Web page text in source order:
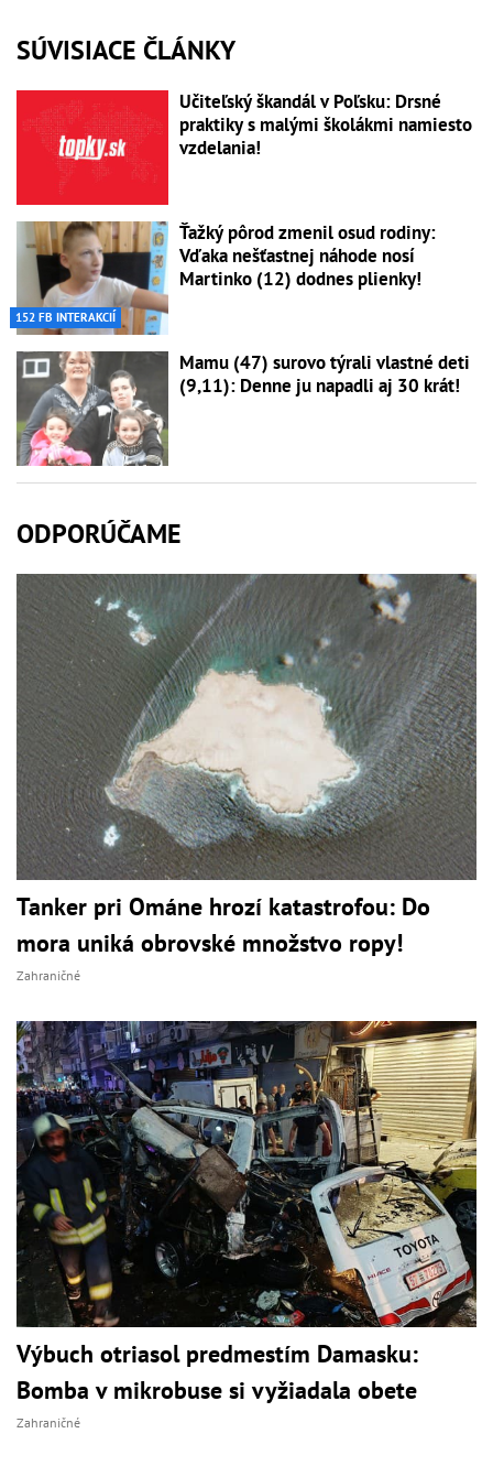
SÚVISIACE ČLÁNKY
Učiteľský škandál v Poľsku: Drsné
praktiky s malými školákmi namiesto
vzdelania!
152 FB INTERAKCIÍ
Ťažký pôrod zmenil osud rodiny:
Vďaka nešťastnej náhode nosí
Martinko (12) dodnes plienky!
Mamu (47) surovo týrali vlastné deti
(9,11): Denne ju napadli aj 30 krát!
ODPORÚČAME
Tanker pri Ománe hrozí katastrofou: Do
mora uniká obrovské množstvo ropy!
Zahraničné
Výbuch otriasol predmestím Damasku:
Bomba v mikrobuse si vyžiadala obete
Zahraničné